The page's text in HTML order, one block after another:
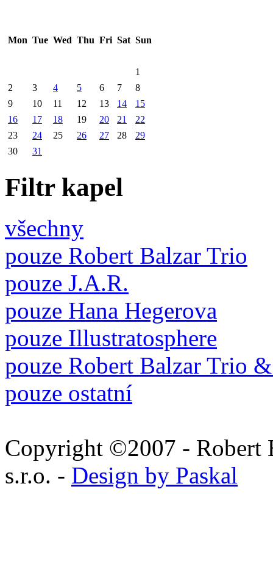
Mon Tue Wed Thu Fri Sat Sun
1
2
3 4 5 6 7
8
9
10 11 12 13 14
15
16
17 18 19 20 21
22
23
24 25 26 27 28
29
30
31
Filtr kapel
všechny
pouze Robert Balzar Trio
pouze J.A.R.
pouze Hana Hegerova
pouze Illustratosphere
pouze Robert Balzar Trio
pouze ostatní
Copyright ©2007 - Robert
s.r.o. - Design by Paskal